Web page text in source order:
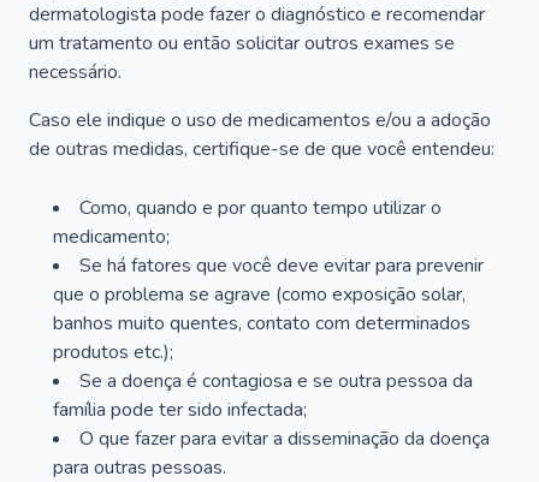
dermatologista pode fazer o diagnóstico e recomendar
um tratamento ou então solicitar outros exames se
necessário.
Caso ele indique o uso de medicamentos e/ou a adoção
de outras medidas, certifique-se de que você entendeu:
Como, quando e por quanto tempo utilizar o
medicamento;
Se há fatores que você deve evitar para prevenir
que o problema se agrave (como exposição solar,
banhos muito quentes, contato com determinados
produtos etc.);
Se a doença é contagiosa e se outra pessoa da
família pode ter sido infectada;
O que fazer para evitar a disseminação da doença
para outras pessoas.